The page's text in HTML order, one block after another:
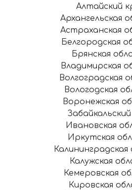
Алтайский
Архангельская
Астраханская
Белгородская
Брянская
Владимирская
Волгоградская
Вологодская
Воронежская
Ивановская
Иркутская
Калининградская
Калужская
Кемеровская
Кировская